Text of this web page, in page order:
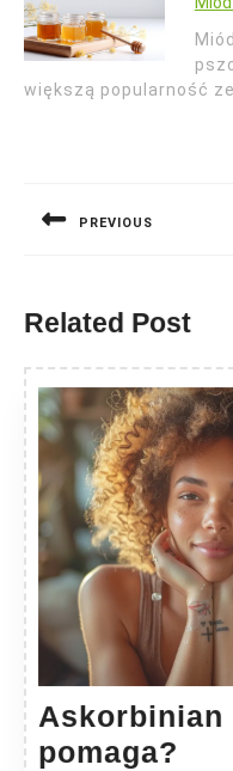
większą popularność
PREVIOUS
Related Post
Askorbinian
pomaga?